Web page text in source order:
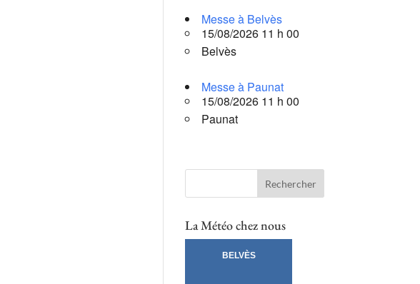
Messe à Belvès
15/08/2026 11 h 00
Belvès
Messe à Paunat
15/08/2026 11 h 00
Paunat
La Météo chez nous